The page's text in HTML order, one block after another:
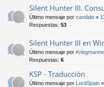
Silent Hunter III.
Último mensaje por candido «
Respuestas: 53
Silent Hunter III en
Último mensaje por Kriegmarine
Respuestas: 6
KSP - Traducción
Último mensaje por LordSpain «